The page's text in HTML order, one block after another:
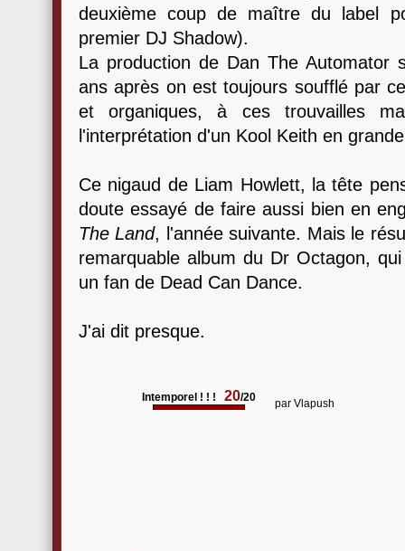
deuxième coup de maître du label
premier DJ Shadow).
La production de Dan The Automator
ans après on est toujours soufflé par
et organiques, à ces trouvailles
l'interprétation d'un Kool Keith en
Ce nigaud de Liam Howlett, la tête
doute essayé de faire aussi bien en
The Land, l'année suivante. Mais le
remarquable album du Dr Octagon,
un fan de Dead Can Dance.
J'ai dit presque.
Intemporel ! ! ! 20/20 par Vlapush